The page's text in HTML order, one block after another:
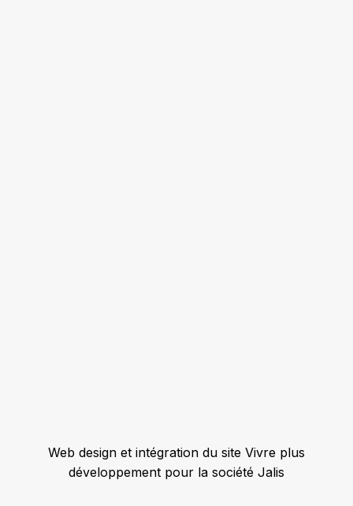
Web design et intégration du site Vivre plus
développement pour la société Jalis